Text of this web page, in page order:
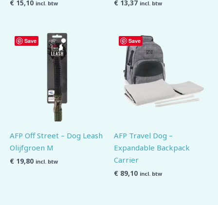
€ 15,10 incl. btw € 13,37 incl. btw
Save
AFP Off Street – Dog Leash
Olijfgroen M
€ 19,80 incl. btw
Save
AFP Travel Dog –
Expandable Backpack
Carrier
€ 89,10 incl. btw